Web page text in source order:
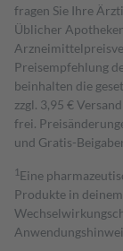
fragen Sie Ihre
Üblicher
Preisempfehlung
beinhalten die
zzgl. 3,95 €
frei.
und Gratis-
1 Eine
Produkte in